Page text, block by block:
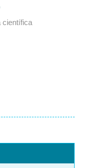
científica